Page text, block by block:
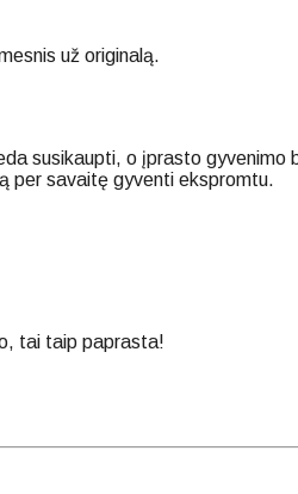
už originalą.
susikaupti, o įprasto
per savaitę gyventi ekspromtu.
tai taip paprasta!